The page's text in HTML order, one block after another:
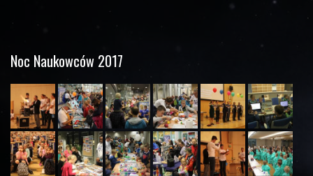
Noc Naukowców 2017